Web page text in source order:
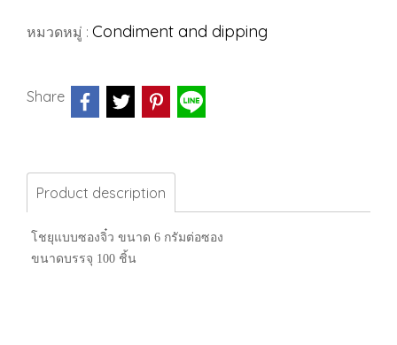
หมวดหมู่ : Condiment and dipping
Share
Product description
โชยุแบบซองจิ๋ว ขนาด 6 กรัมต่อซอง
ขนาดบรรจุ 100 ชิ้น